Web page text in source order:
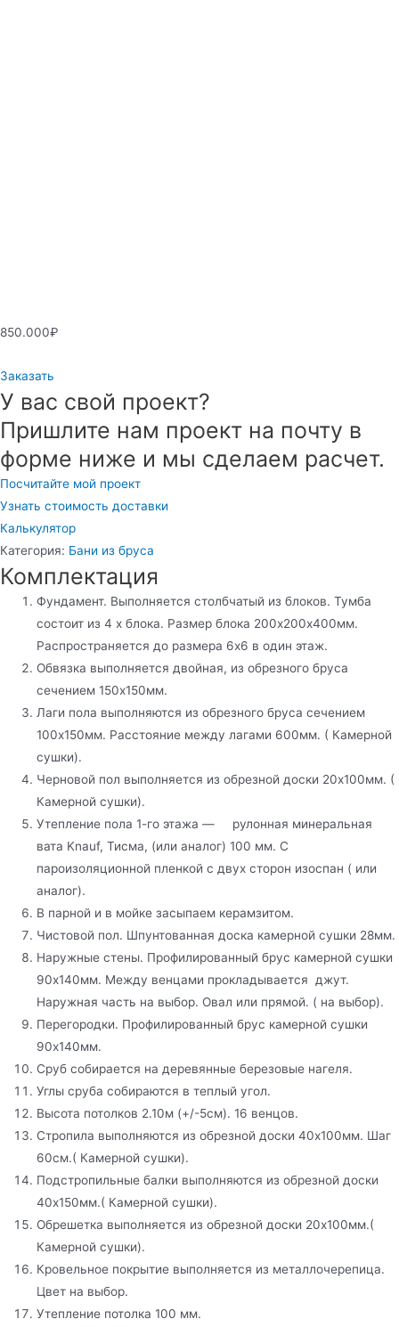
850.000₽
Заказать
У вас свой проект?
Пришлите нам проект на почту в
форме ниже и мы сделаем расчет.
Посчитайте мой проект
Узнать стоимость доставки
Калькулятор
Категория: Бани из бруса
Комплектация
Фундамент. Выполняется столбчатый из блоков. Тумба
состоит из 4 х блока. Размер блока 200х200х400мм.
Распространяется до размера 6х6 в один этаж.
Обвязка выполняется двойная, из обрезного бруса
сечением 150х150мм.
Лаги пола выполняются из обрезного бруса сечением
100х150мм. Расстояние между лагами 600мм. ( Камерной
сушки).
Черновой пол выполняется из обрезной доски 20х100мм. (
Камерной сушки).
Утепление пола 1-го этажа — рулонная минеральная
вата Knauf, Тисма, (или аналог) 100 мм. С
пароизоляционной пленкой с двух сторон изоспан ( или
аналог).
В парной и в мойке засыпаем керамзитом.
Чистовой пол. Шпунтованная доска камерной сушки 28мм.
Наружные стены. Профилированный брус камерной сушки
90х140мм. Между венцами прокладывается джут.
Наружная часть на выбор. Овал или прямой. ( на выбор).
Перегородки. Профилированный брус камерной сушки
90х140мм.
Сруб собирается на деревянные березовые нагеля.
Углы сруба собираются в теплый угол.
Высота потолков 2.10м (+/-5см). 16 венцов.
Стропила выполняются из обрезной доски 40х100мм. Шаг
60см.( Камерной сушки).
Подстропильные балки выполняются из обрезной доски
40х150мм.( Камерной сушки).
Обрешетка выполняется из обрезной доски 20х100мм.(
Камерной сушки).
Кровельное покрытие выполняется из металлочерепица.
Цвет на выбор.
Утепление потолка 100 мм.